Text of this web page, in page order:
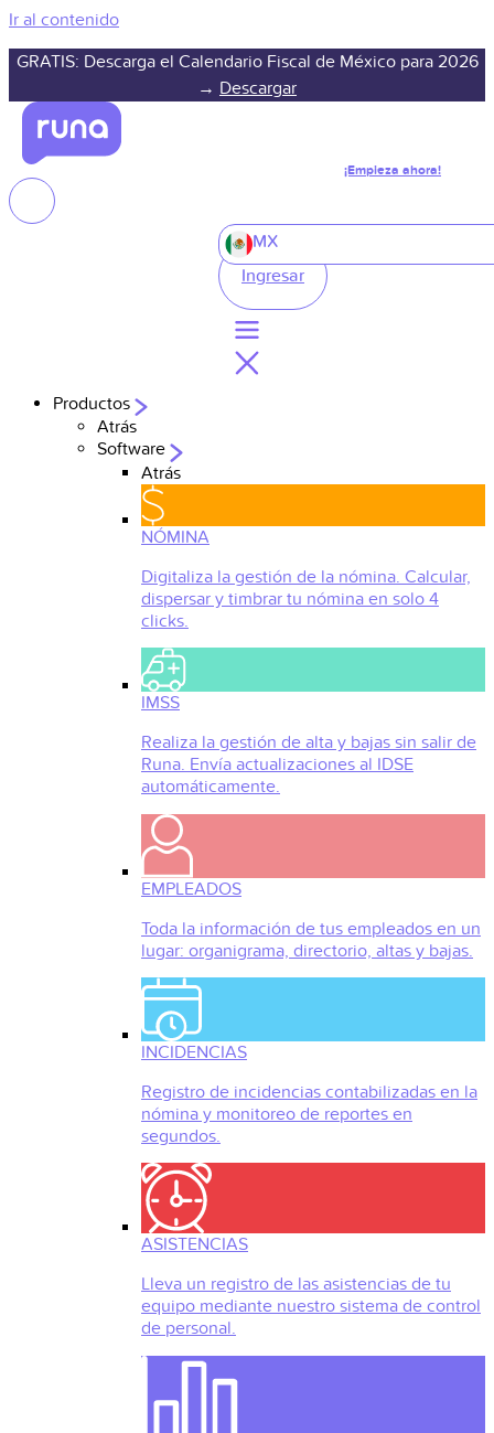
Ir al contenido
GRATIS: Descarga el Calendario Fiscal de México para 2026
→ Descargar
¡Empieza ahora!
MX
Ingresar
Productos
Atrás
Software
Atrás
NÓMINA
Digitaliza la gestión de la nómina. Calcular,
dispersar y timbrar tu nómina en solo 4
clicks.
IMSS
Realiza la gestión de alta y bajas sin salir de
Runa. Envía actualizaciones al IDSE
automáticamente.
EMPLEADOS
Toda la información de tus empleados en un
lugar: organigrama, directorio, altas y bajas.
INCIDENCIAS
Registro de incidencias contabilizadas en la
nómina y monitoreo de reportes en
segundos.
ASISTENCIAS
Lleva un registro de las asistencias de tu
equipo mediante nuestro sistema de control
de personal.